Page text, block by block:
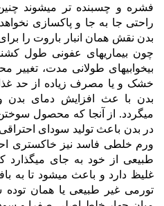
فشره و چسبنده تر میشوند
راحتی جا به جا و پاکسازی
بدن نقش همان انبار باروت را
چون بیماریهای عفونی طول
بیخوابیهای طولانی مدت،
خشک و یا مصرف زیاده از حد
بدن با عث افزایش دمای بدن
میگردد. از آنجا که محصول
در بدن باعث تولید سودای
ورم خلطی فاسد نیز خاکستری
طبیعی از خود به جای میگذارد
غلیظ دارد و باعث میشود تا به
تورمی غیر طبیعی یا همان توده